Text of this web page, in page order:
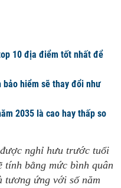
10 địa điểm tốt nhất để
hiểm sẽ thay đổi như
2035 là cao hay thấp so
nghỉ hưu trước tuổi
tính bằng mức bình quân
tương ứng với số năm